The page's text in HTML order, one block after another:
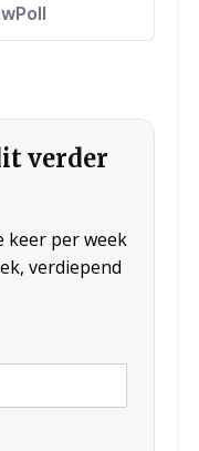
verder
keer per week
verdiepend